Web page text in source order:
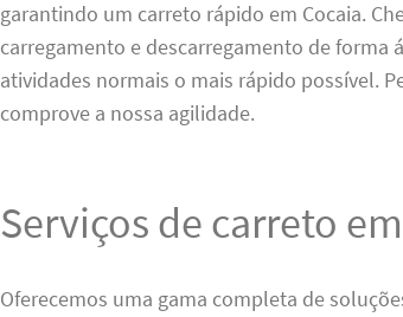
garantindo um carreto rápido em Cocaia.
carregamento e descarregamento de forma
atividades normais o mais rápido possível.
comprove a nossa agilidade.
Serviços de carreto
Oferecemos uma gama completa de